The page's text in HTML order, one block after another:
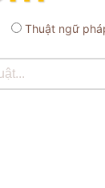
Thuật ngữ